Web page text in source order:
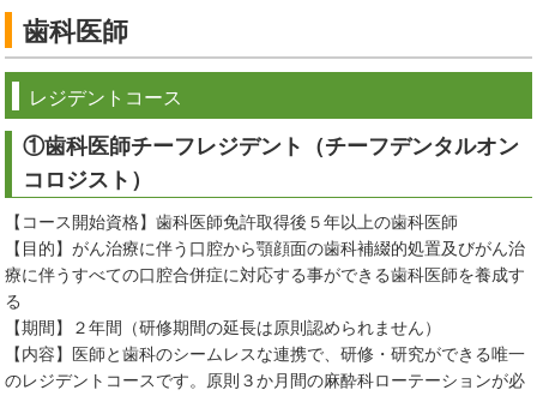
歯科医師
レジデントコース
①歯科医師チーフレジデント（チーフデンタルオン
コロジスト）
【コース開始資格】歯科医師免許取得後５年以上の歯科医師
【目的】がん治療に伴う口腔から顎顔面の歯科補綴的処置及びがん治
療に伴うすべての口腔合併症に対応する事ができる歯科医師を養成す
る
【期間】２年間（研修期間の延長は原則認められません）
【内容】医師と歯科のシームレスな連携で、研修・研究ができる唯一
のレジデントコースです。原則３か月間の麻酔科ローテーションが必